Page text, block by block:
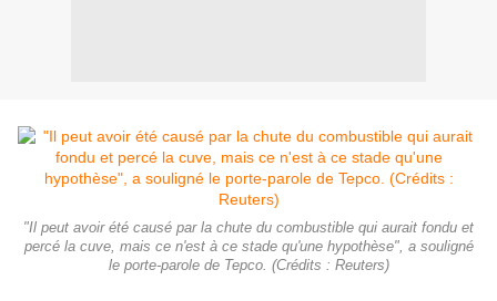
"Il peut avoir été causé par la chute du combustible qui aurait fondu et
percé la cuve, mais ce n'est à ce stade qu'une hypothèse", a souligné
le porte-parole de Tepco. (Crédits : Reuters)